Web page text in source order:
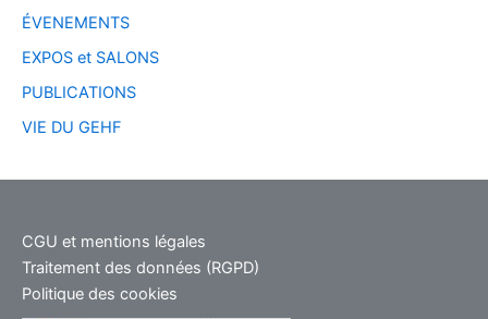
ÉVENEMENTS
EXPOS et SALONS
PUBLICATIONS
VIE DU GEHF
CGU et mentions légales
Traitement des données (RGPD)
Politique des cookies